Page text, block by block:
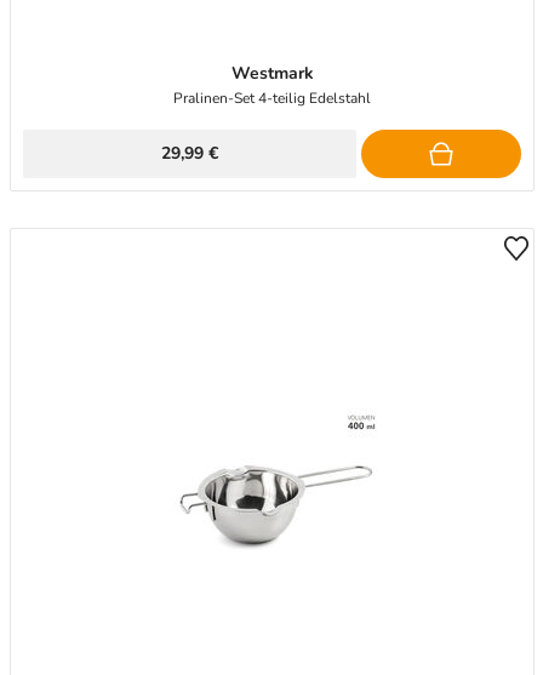
Westmark
Pralinen-Set 4-teilig Edelstahl
29,99 €